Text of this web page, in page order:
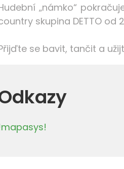
„námko“
skupina DETTO od
se bavit, tančit a